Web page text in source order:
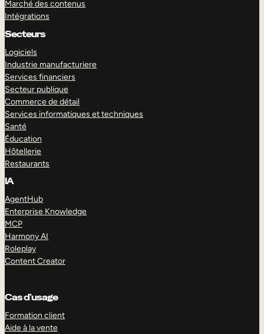
Marché des contenus
Intégrations
Secteurs
Logiciels
Industrie manufacturiere
Services financiers
Secteur publique
Commerce de détail
Services informatiques et techniques
Santé
Éducation
Hôtellerie
Restaurants
IA
AgentHub
Enterprise Knowledge
MCP
Harmony AI
Roleplay
Content Creator
Cas d’usage
Formation client
Aide à la vente